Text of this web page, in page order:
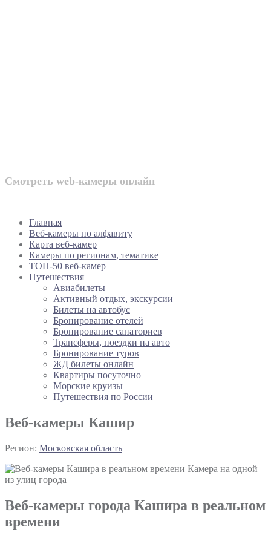
Смотреть web-камеры онлайн
Главная
Веб-камеры по алфавиту
Карта веб-камер
Камеры по регионам, тематике
ТОП-50 веб-камер
Путешествия
Авиабилеты
Активный отдых, экскурсии
Билеты на автобус
Бронирование отелей
Бронирование санаториев
Трансферы, поездки на авто
Бронирование туров
ЖД билеты онлайн
Квартиры посуточно
Морские круизы
Путешествия по России
Веб-камеры Кашир
Регион: Московская область
Камера на одной
из улиц города
Веб-камеры города Кашира в реальном
времени